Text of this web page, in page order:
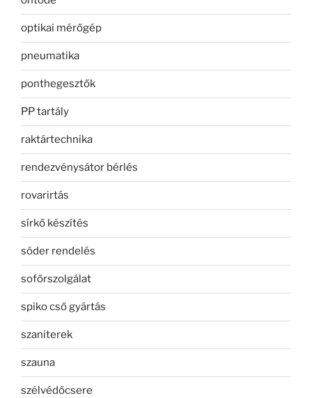
optikai mérőgép
pneumatika
ponthegesztők
PP tartály
raktártechnika
rendezvénysátor bérlés
rovarirtás
sírkő készítés
sóder rendelés
sofőrszolgálat
spiko cső gyártás
szaniterek
szauna
szélvédőcsere